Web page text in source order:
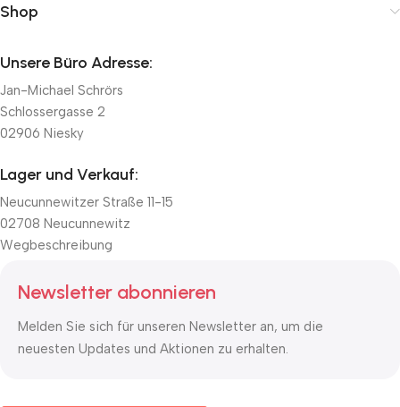
Shop
Unsere Büro Adresse:
Jan-Michael Schrörs
Schlossergasse 2
02906 Niesky
Lager und Verkauf:
Neucunnewitzer Straße 11-15
02708 Neucunnewitz
Wegbeschreibung
Newsletter abonnieren
Melden Sie sich für unseren Newsletter an, um die
neuesten Updates und Aktionen zu erhalten.